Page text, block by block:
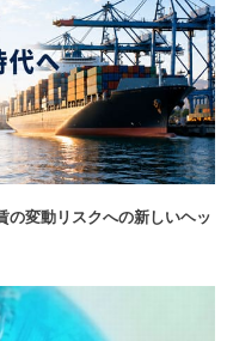
の変動リスクへの新しいヘッ